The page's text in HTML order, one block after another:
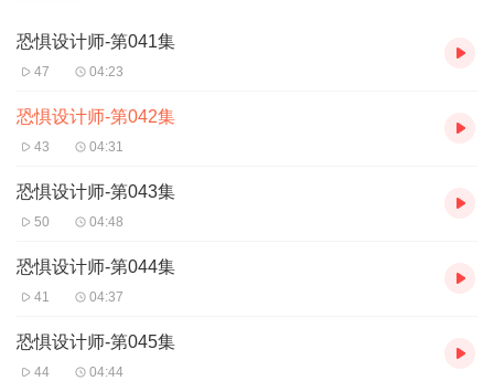
恐惧设计师-第041集
47 04:23
恐惧设计师-第042集
43 04:31
恐惧设计师-第043集
50 04:48
恐惧设计师-第044集
41 04:37
恐惧设计师-第045集
44 04:44